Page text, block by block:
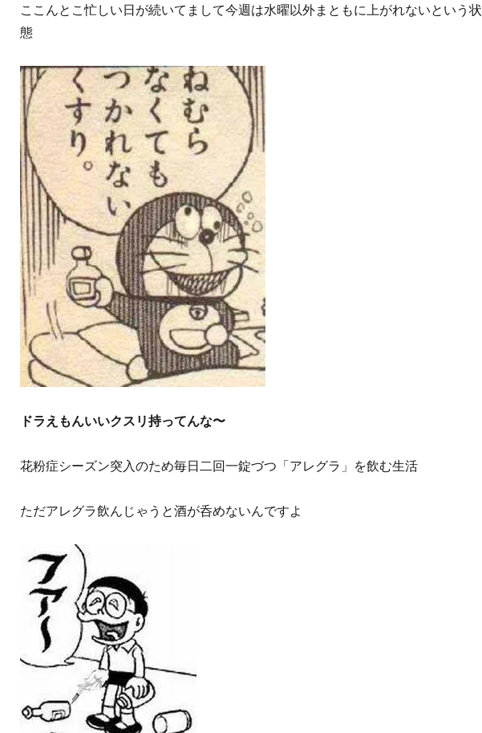
ここんとこ忙しい日が続いてまして今週は水曜以外まともに上がれないという状
態
ドラえもんいいクスリ持ってんな〜
花粉症シーズン突入のため毎日二回一錠づつ「アレグラ」を飲む生活
ただアレグラ飲んじゃうと酒が呑めないんですよ